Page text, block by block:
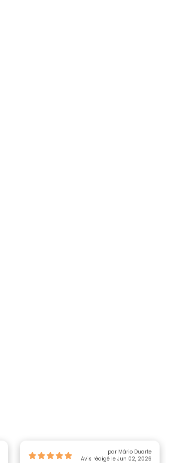
par Mário Duarte
Avis rédigé le Jun 02, 2026